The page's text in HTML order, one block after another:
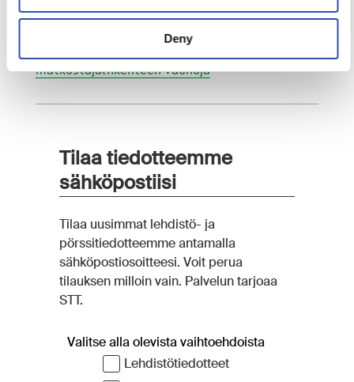
Deny
huutokauppaan voi ilmoittautua helmikuussa
matkustajaliikenteen vaunuja